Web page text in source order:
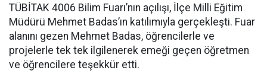
TÜBİTAK 4006 Bilim Fuarı’nın açılışı, İlçe Milli Eğitim
Müdürü Mehmet Badas’ın katılımıyla gerçekleşti. Fuar
alanını gezen Mehmet Badas, öğrencilerle ve
projelerle tek tek ilgilenerek emeği geçen öğretmen
ve öğrencilere teşekkür etti.